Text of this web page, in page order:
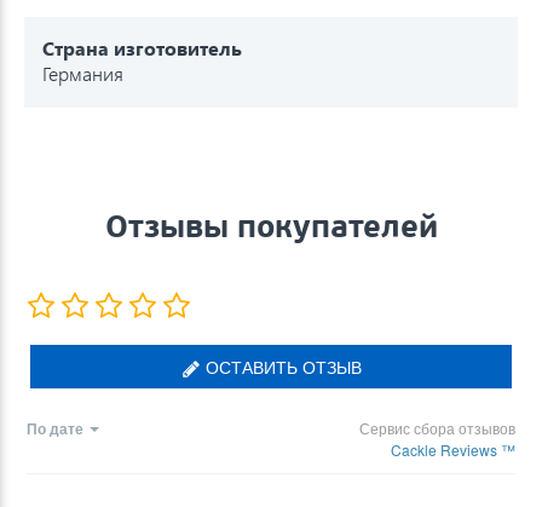
Страна изготовитель
Германия
Отзывы покупателей
ОСТАВИТЬ ОТЗЫВ
По дате
Сервис сбора отзывов
Cackle Reviews ™